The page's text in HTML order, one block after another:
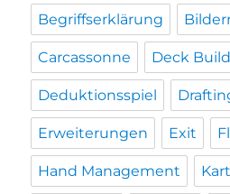
Begriffserklärung
Carcassonne Deck
Deduktionsspiel
Erweiterungen Exit
Hand Management